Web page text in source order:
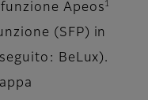
Apeos 1
(SFP) in
BeLux).